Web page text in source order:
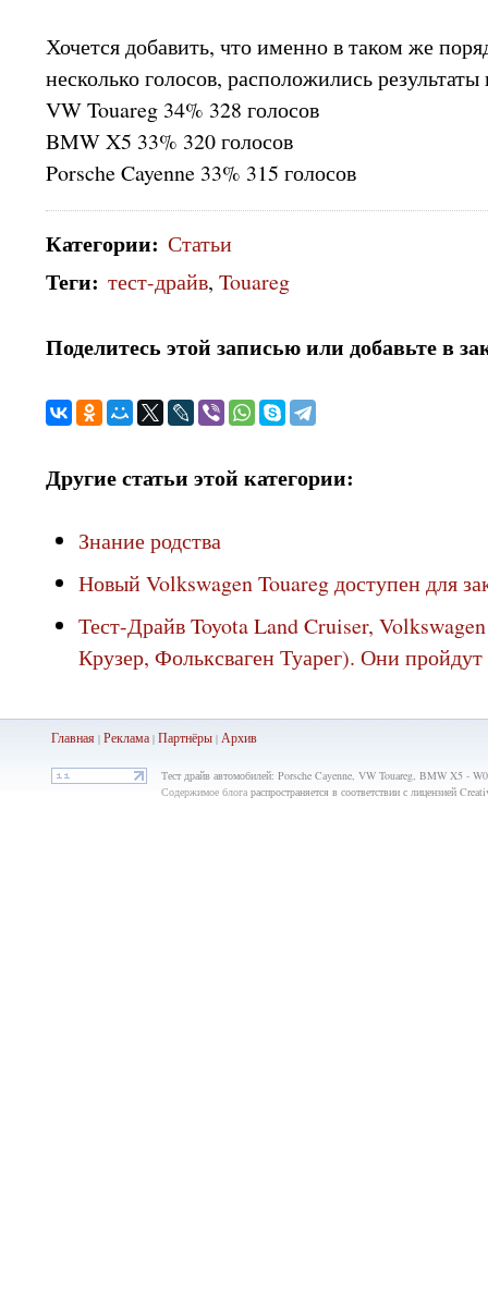
Хочется добавить, что именно в таком же
несколько голосов, расположились
VW Touareg 34% 328 голосов
BMW X5 33% 320 голосов
Porsche Cayenne 33% 315 голосов
Категории: Статьи
Теги: тест-драйв, Touareg
Поделитесь этой записью или добавьте в
Другие статьи этой категории:
Знание родства
Новый Volkswagen Touareg доступен для
Тест-Драйв Toyota Land Cruiser,
Крузер, Фольксваген Туарег). Они пройдут
Главная| Реклама| Партнёры| Архив
Тест драйв автомобилей: Porsche Cayenne, VW Touareg, BMW X5 -
Содержимое блогараспространяется в соответствии с лицензией